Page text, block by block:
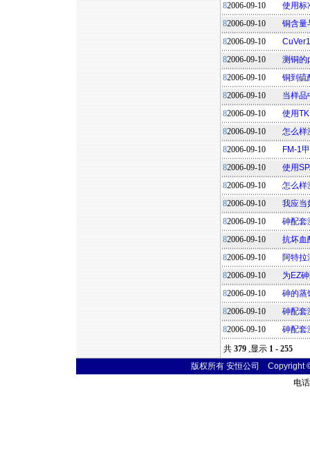
82006-09-10
使用标
82006-09-10
铜含量
82006-09-10
82006-09-10
测铜的
82006-09-10
铜到硫
82006-09-10
当样品
82006-09-10
使用
82006-09-10
怎么样
82006-09-10
FM-1
82006-09-10
使用
82006-09-10
怎么样
82006-09-10
我应当
82006-09-10
砷配套
82006-09-10
抗坏血
82006-09-10
阿特拉
82006-09-10
为EZ
82006-09-10
砷的蒸
82006-09-10
砷配套
82006-09-10
砷配套
共 379 ,显示 1 - 255
版权所有 安恒公司 Copyright
电